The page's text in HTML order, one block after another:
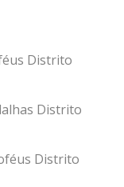
Distrito
Distrito
Distrito